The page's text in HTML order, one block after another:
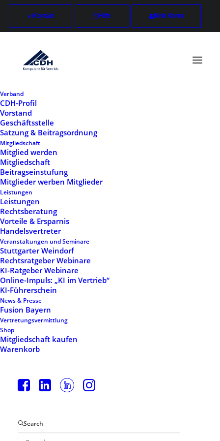
Kontakt Hilfe Mein Konto
Verband
CDH-Profil
Vorstand
Geschäftsstelle
Satzung & Beitragsordnung
Mitgliedschaft
Mitglied werden
Mitgliedschaft
Beitragseinstufung
Mitglieder werben Mitglieder
Leistungen
Leistungen
Rechtsberatung
Vorteile & Ersparnis
Handelsvertreter
Veranstaltungen und Seminare
Stuttgarter Weindorf
Rechtsratgeber Webinare
KI-Ratgeber Webinare
Online-Impuls: „KI im Vertrieb“
KI-Führerschein
News & Presse
Fusion Bayern
Vertretungsvermittlung
Shop
Mitgliedschaft kaufen
Warenkorb
Search